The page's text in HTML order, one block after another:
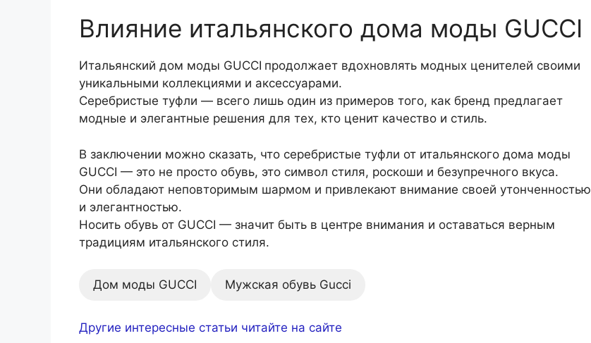
Влияние итальянского дома моды GUCCI
Итальянский дом моды GUCCI продолжает вдохновлять модных ценителей своими
уникальными коллекциями и аксессуарами.
Серебристые туфли — всего лишь один из примеров того, как бренд предлагает
модные и элегантные решения для тех, кто ценит качество и стиль.
В заключении можно сказать, что серебристые туфли от итальянского дома моды
GUCCI — это не просто обувь, это символ стиля, роскоши и безупречного вкуса.
Они обладают неповторимым шармом и привлекают внимание своей утонченностью
и элегантностью.
Носить обувь от GUCCI — значит быть в центре внимания и оставаться верным
традициям итальянского стиля.
Дом моды GUCCI Мужская обувь Gucci
Другие интересные статьи читайте на сайте